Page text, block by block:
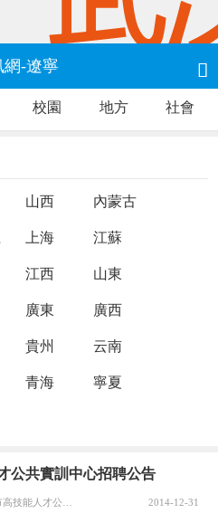
網-遼寧 
校園 地方 社會
山西 內蒙古
上海 江蘇
江西 山東
廣東 廣西
貴州 云南
青海 寧夏
公共實訓中心招聘公告
公務員考試信息網提醒您關注：大連市高技能人才公共實訓中心公開招聘工作人員公告采取現場報名并隨后進行資格審查的方式。1、報名時間。2010年12月27日-12月29日，每天上午9:00—11:30，下午1:00—4:30，逾期不予受理。2、報名地點。大連市干部療養院辦公樓405室。詳細地址：大連市中山區解放路結好巷1號（大連海軍艦艇學院東門斜對面山坡上），乘坐2、4、404路 2014-12-31